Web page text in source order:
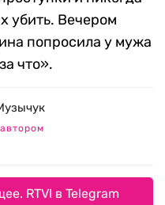
убить. Вечером
попросила у мужа
что».
RTVI в Telegram